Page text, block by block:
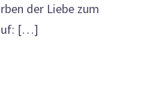
der Liebe zum
[…]